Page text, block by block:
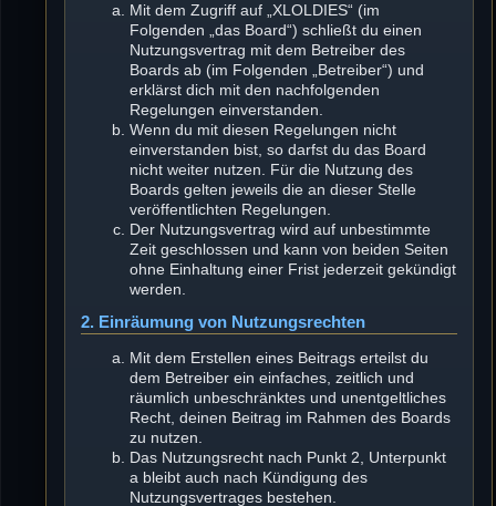
Mit dem Zugriff auf „XLOLDIES“ (im
Folgenden „das Board“) schließt du einen
Nutzungsvertrag mit dem Betreiber des
Boards ab (im Folgenden „Betreiber“) und
erklärst dich mit den nachfolgenden
Regelungen einverstanden.
Wenn du mit diesen Regelungen nicht
einverstanden bist, so darfst du das Board
nicht weiter nutzen. Für die Nutzung des
Boards gelten jeweils die an dieser Stelle
veröffentlichten Regelungen.
Der Nutzungsvertrag wird auf unbestimmte
Zeit geschlossen und kann von beiden Seiten
ohne Einhaltung einer Frist jederzeit gekündigt
werden.
2. Einräumung von Nutzungsrechten
Mit dem Erstellen eines Beitrags erteilst du
dem Betreiber ein einfaches, zeitlich und
räumlich unbeschränktes und unentgeltliches
Recht, deinen Beitrag im Rahmen des Boards
zu nutzen.
Das Nutzungsrecht nach Punkt 2, Unterpunkt
a bleibt auch nach Kündigung des
Nutzungsvertrages bestehen.